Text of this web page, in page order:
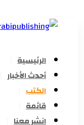
الرئيسية
أحدث الأخبار
الكتب
قائمة
انشر معنا